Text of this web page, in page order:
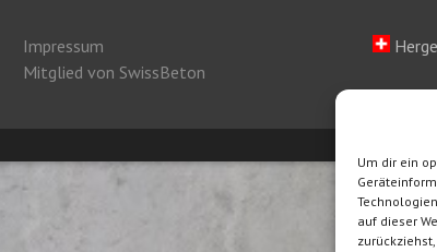
Um dir ein
auf dieser
Impressum
Mitglied von SwissBeton